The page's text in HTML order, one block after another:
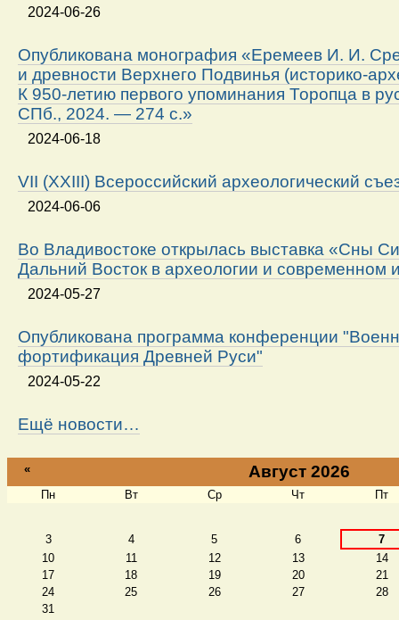
2024-06-26
Опубликована монография «Еремеев И. И.
и древности Верхнего Подвинья (историко-
К 950-летию первого упоминания Торопца в
СПб., 2024. — 274 с.»
2024-06-18
VII (XXIII) Всероссийский археологический
2024-06-06
Во Владивостоке открылась выставка «Сны
Дальний Восток в археологии и современном
2024-05-27
Опубликована программа конференции
фортификация Древней Руси"
2024-05-22
Ещё новости…
« Август 2026
Пн Вт Ср Чт Пт
3 4 5 6
7
10
11 12 13
14
17
18 19 20
21
24
25 26 27
28
31